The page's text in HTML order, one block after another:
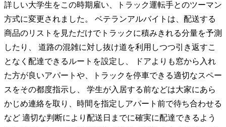
詳しい大学生をこの時期雇い、トラック運転手とのツーマン
方式に変更されました。 ベテランアルバイトは、配送する
商品のリストを見ただけでトラックに積みきれる分量を予測
したり、 道路の混雑に対し抜け道を利用しつつ引き返すこ
となく配達できるルートを設定し、 ドアよりも窓から入れ
た方が良いアパートや、トラックを停車できる適切なスペー
スをその都度指示し、 学生が入居する前などは大家にあら
かじめ連絡を取り、時間を指定しアパート前で待ち合わせる
など 適切な判断により配送日までに確実に配達できるよう